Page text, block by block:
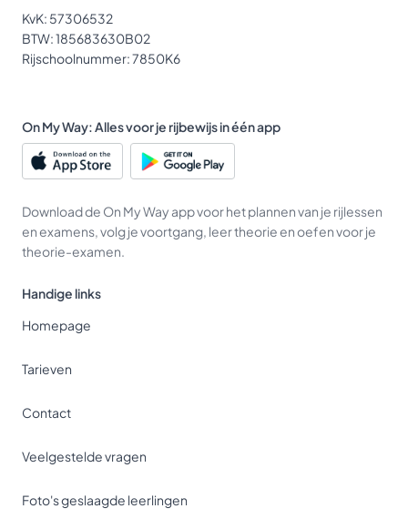
KvK: 57306532
BTW: 185683630B02
Rijschoolnummer: 7850K6
On My Way: Alles voor je rijbewijs in één app
Download de On My Way app voor het plannen van je rijlessen
en examens, volg je voortgang, leer theorie en oefen voor je
theorie-examen.
Handige links
Homepage
Tarieven
Contact
Veelgestelde vragen
Foto's geslaagde leerlingen